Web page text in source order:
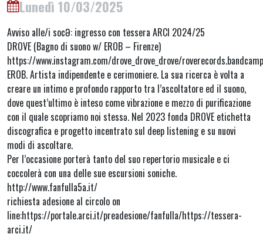
Lunedì 10/03/2025
Avviso alle/i socƏ: ingresso con tessera ARCI 2024/25
DROVE (Bagno di suono w/ EROB – Firenze)
https://www.instagram.com/drove_drove_drove/
EROB. Artista indipendente e cerimoniere. La sua ricerca è volta a
creare un intimo e profondo rapporto tra l’ascoltatore ed il suono,
dove quest’ultimo è inteso come vibrazione e mezzo di purificazione
con il quale scopriamo noi stessə. Nel 2023 fonda DROVE etichetta
discografica e progetto incentrato sul deep listening e su nuovi
modi di ascoltare.
Per l’occasione porterà tanto del suo repertorio musicale e ci
coccolerà con una delle sue escursioni soniche.
http://www.fanfulla5a.it/
richiesta adesione al circolo on
line:https://portale.arci.it/preadesione/fanfulla/https://tessera-
arci.it/